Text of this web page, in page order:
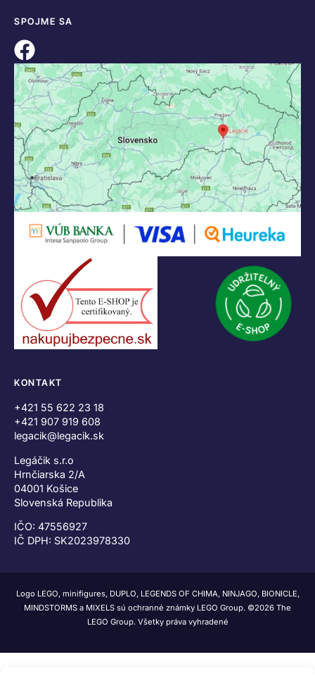
SPOJME SA
KONTAKT
+421 55 622 23 18
+421 907 919 608
legacik@legacik.sk
Legáčik s.r.o
Hrnčiarska 2/A
04001 Košice
Slovenská Republika
IČO: 47556927
IČ DPH: SK2023978330
Logo LEGO, minifigures, DUPLO, LEGENDS OF CHIMA, NINJAGO, BIONICLE,
MINDSTORMS a MIXELS sú ochranné známky LEGO Group. ©2026 The
LEGO Group. Všetky práva vyhradené